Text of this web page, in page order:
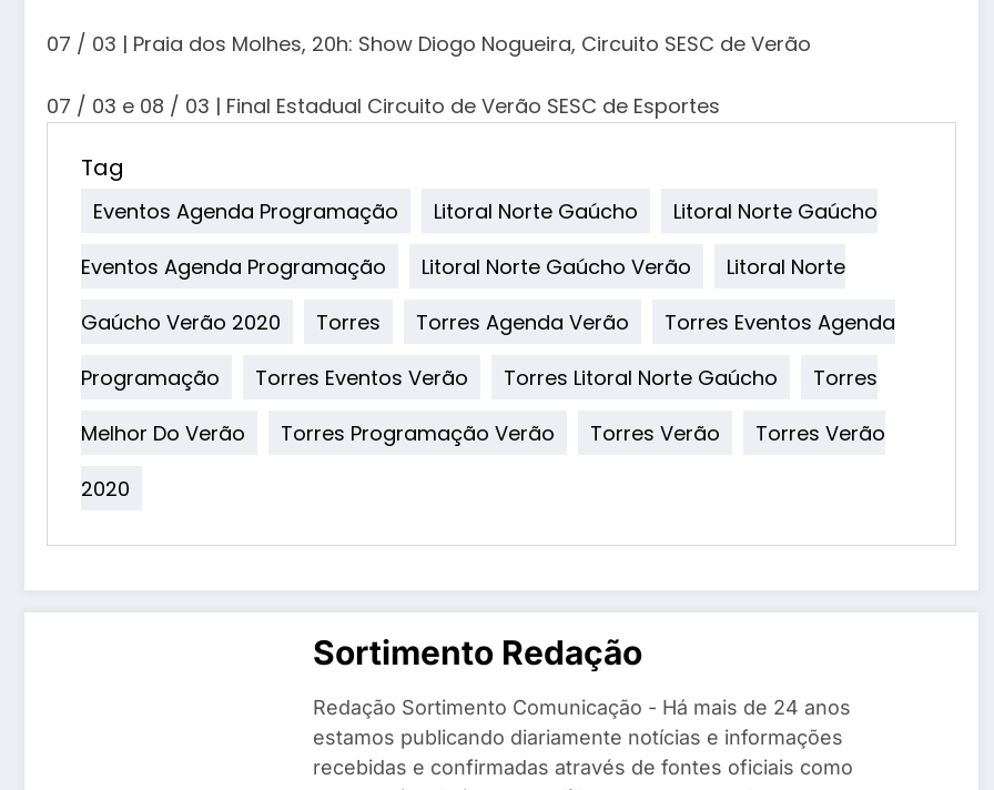
07 / 03 | Praia dos Molhes, 20h: Show Diogo Nogueira, Circuito SESC de Verão
07 / 03 e 08 / 03 | Final Estadual Circuito de Verão SESC de Esportes
Tag
Eventos Agenda Programação Litoral Norte Gaúcho
Litoral Norte Gaúcho
Eventos Agenda Programação
Litoral Norte Gaúcho Verão
Litoral Norte
Gaúcho Verão 2020
Torres Torres Agenda Verão
Torres Eventos Agenda
Programação
Torres Eventos Verão Torres Litoral Norte Gaúcho
Torres
Melhor Do Verão
Torres Programação Verão Torres Verão
Torres Verão
2020
Sortimento Redação
Redação Sortimento Comunicação - Há mais de 24 anos
estamos publicando diariamente notícias e informações
recebidas e confirmadas através de fontes oficiais como